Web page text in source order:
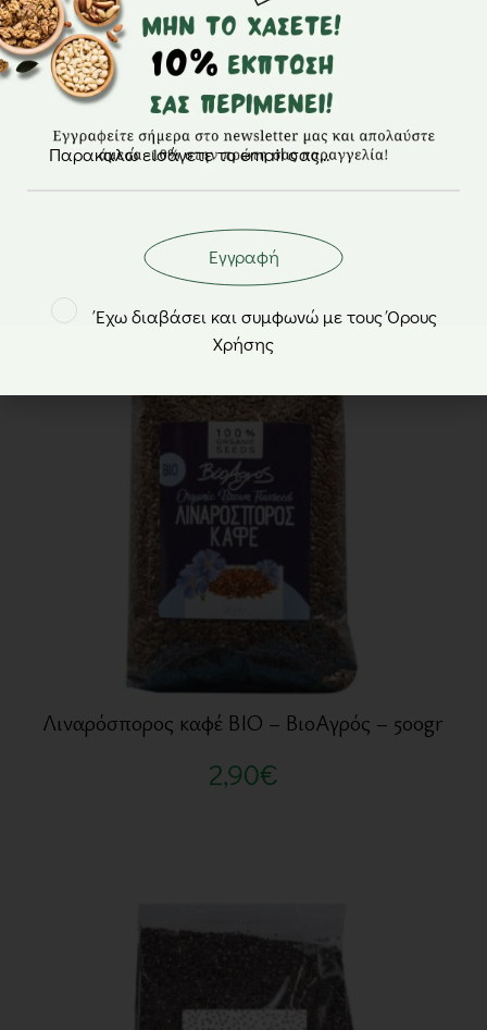
Βαλεριάνα BIO – HealthTrade – 20gr
Λιναρόσπορος καφέ BIO – ΒιοΑγρός – 500gr
2,90€
Εγγραφή
Έχω διαβάσει και συμφωνώ με τους Όρους
Χρήσης